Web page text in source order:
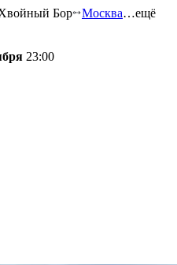
Бор Москва…ещё
23:00